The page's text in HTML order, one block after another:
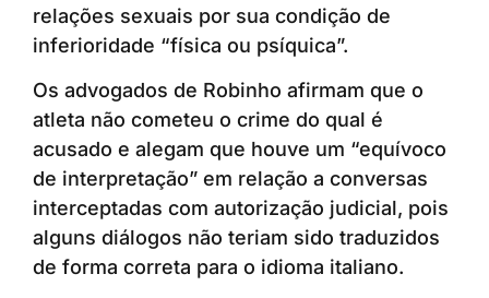
relações sexuais por sua condição de
inferioridade “física ou psíquica”.
Os advogados de Robinho afirmam que o
atleta não cometeu o crime do qual é
acusado e alegam que houve um “equívoco
de interpretação” em relação a conversas
interceptadas com autorização judicial, pois
alguns diálogos não teriam sido traduzidos
de forma correta para o idioma italiano.